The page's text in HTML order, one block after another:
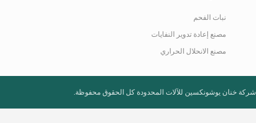
نبات الفحم
مصنع إعادة تدوير النفايات
مصنع الانحلال الحراري
شركة خنان يوشونكسين للآلات المحدودة كل الحقوق محفوظة.